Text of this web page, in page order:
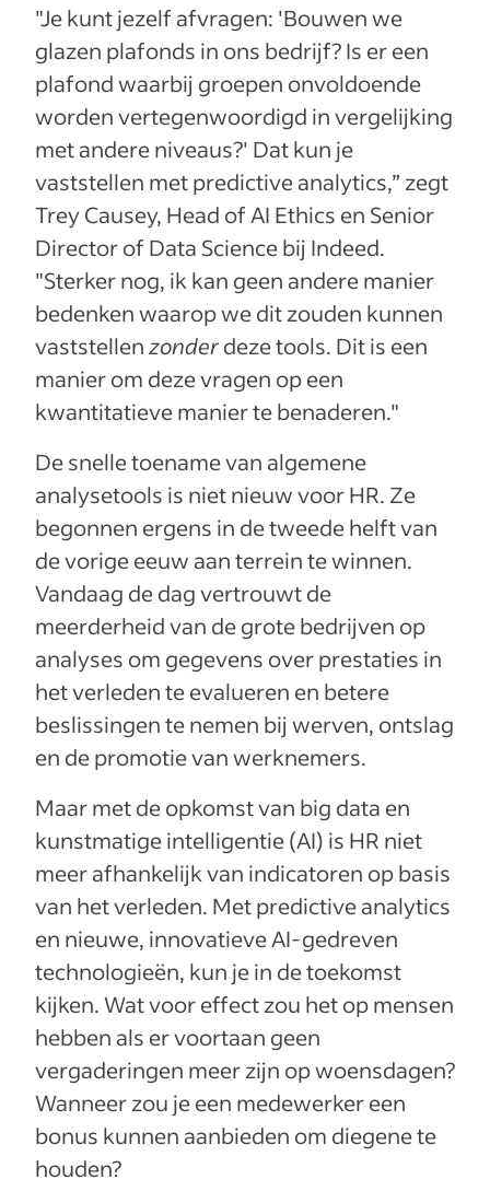
"Je kunt jezelf afvragen: 'Bouwen we
glazen plafonds in ons bedrijf? Is er een
plafond waarbij groepen onvoldoende
worden vertegenwoordigd in vergelijking
met andere niveaus?' Dat kun je
vaststellen met predictive analytics,” zegt
Trey Causey, Head of AI Ethics en Senior
Director of Data Science bij Indeed.
"Sterker nog, ik kan geen andere manier
bedenken waarop we dit zouden kunnen
vaststellenzonderdeze tools. Dit is een
manier om deze vragen op een
kwantitatieve manier te benaderen."
De snelle toename van algemene
analysetools is niet nieuw voor HR. Ze
begonnen ergens in de tweede helft van
de vorige eeuw aan terrein te winnen.
Vandaag de dag vertrouwt de
meerderheid van de grote bedrijven op
analyses om gegevens over prestaties in
het verleden te evalueren en betere
beslissingen te nemen bij werven, ontslag
en de promotie van werknemers.
Maar met de opkomst van big data en
kunstmatige intelligentie (AI) is HR niet
meer afhankelijk van indicatoren op basis
van het verleden. Met predictive analytics
en nieuwe, innovatieve AI-gedreven
technologieën, kun je in de toekomst
kijken. Wat voor effect zou het op mensen
hebben als er voortaan geen
vergaderingen meer zijn op woensdagen?
Wanneer zou je een medewerker een
bonus kunnen aanbieden om diegene te
houden?